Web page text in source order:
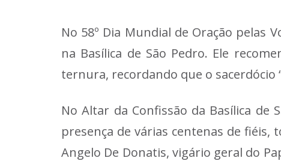
No 58º Dia Mundial de Oração pelas
na Basílica de São Pedro. Ele
ternura, recordando que o sacerdócio
No Altar da Confissão da Basílica de
presença de várias centenas de fiéis,
Angelo De Donatis, vigário geral do